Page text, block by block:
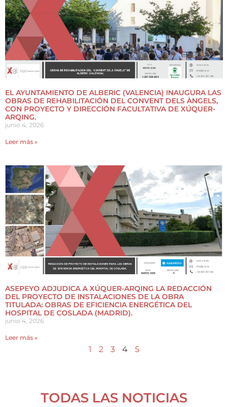
EL AYUNTAMIENTO DE ALBERIC (VALENCIA) INAUGURA LAS
OBRAS DE REHABILITACIÓN DEL CONVENT DELS ÀNGELS,
CON PROYECTO Y DIRECCIÓN FACULTATIVA DE XÚQUER-
ARQING.
junio 4, 2026
Leer más »
ASEPEYO ADJUDICA A XÚQUER-ARQING LA REDACCIÓN
DEL PROYECTO DE INSTALACIONES DE LA OBRA
TITULADA: OBRAS DE EFICIENCIA ENERGÉTICA DEL
HOSPITAL DE COSLADA (MADRID).
junio 4, 2026
Leer más »
1 2 3 4 5
TODAS LAS NOTICIAS